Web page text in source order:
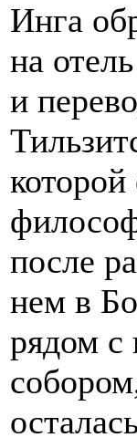
Инга
на
и
после
нем в
рядом с